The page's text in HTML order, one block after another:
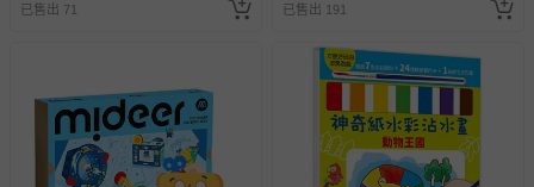
留商品未達活動門檻，將以原價計算，活動贈品亦需一併退
部分商品依據消費者保護法的規定，不適用七天鑑賞期/猶
豫期範圍：
易於腐敗、保存期限較短或解約時即將逾期（例如生鮮
商品、食品等）。
已售出 71 已售出 191